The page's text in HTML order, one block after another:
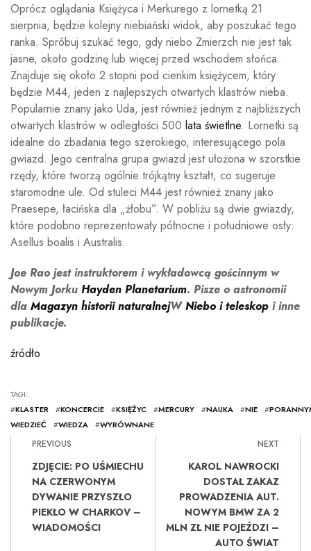
Oprócz oglądania Księżyca i Merkurego z lornetką 21
sierpnia, będzie kolejny niebiański widok, aby poszukać tego
ranka. Spróbuj szukać tego, gdy niebo Zmierzch nie jest tak
jasne, około godzinę lub więcej przed wschodem słońca.
Znajduje się około 2 stopni pod cienkim księżycem, który
będzie M44, jeden z najlepszych otwartych klastrów nieba.
Popularnie znany jako Uda, jest również jednym z najbliższych
otwartych klastrów w odległości 500 lata świetlne. Lornetki są
idealne do zbadania tego szerokiego, interesującego pola
gwiazd. Jego centralna grupa gwiazd jest ułożona w szorstkie
rzędy, które tworzą ogólnie trójkątny kształt, co sugeruje
staromodne ule. Od stuleci M44 jest również znany jako
Praesepe, łacińska dla „żłobu”. W pobliżu są dwie gwiazdy,
które podobno reprezentowały północne i południowe osły:
Asellus boalis i Australis.
Joe Rao jest instruktorem i wykładowcą gościnnym w
Nowym Jorku Hayden Planetarium. Pisze o astronomii
dla Magazyn historii naturalnejWNiebo i teleskop i inne
publikacje.
źródło
TAGI:
#KLASTER #KONCERCIE #KSIĘŻYC #MERCURY #NAUKA #NIE #
WIEDZIEĆ
#WIEDZA #WYRÓWNANE
PREVIOUS
ZDJĘCIE: PO UŚMIECHU
NA CZERWONYM
DYWANIE PRZYSZŁO
PIEKŁO W CHARKOV –
WIADOMOŚCI
NEXT
KAROL NAWROCKI
DOSTAŁ ZAKAZ
PROWADZENIA AUT.
NOWYM BMW ZA 2
MLN ZŁ NIE POJEŹDZI –
AUTO ŚWIAT